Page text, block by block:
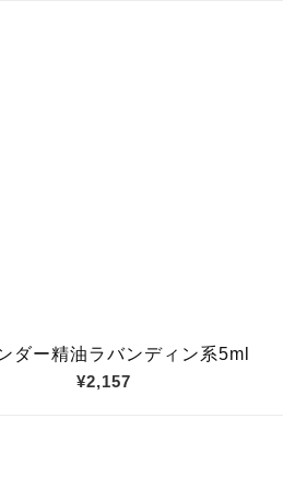
ダー精油ラバンディン系5ml
¥2,157